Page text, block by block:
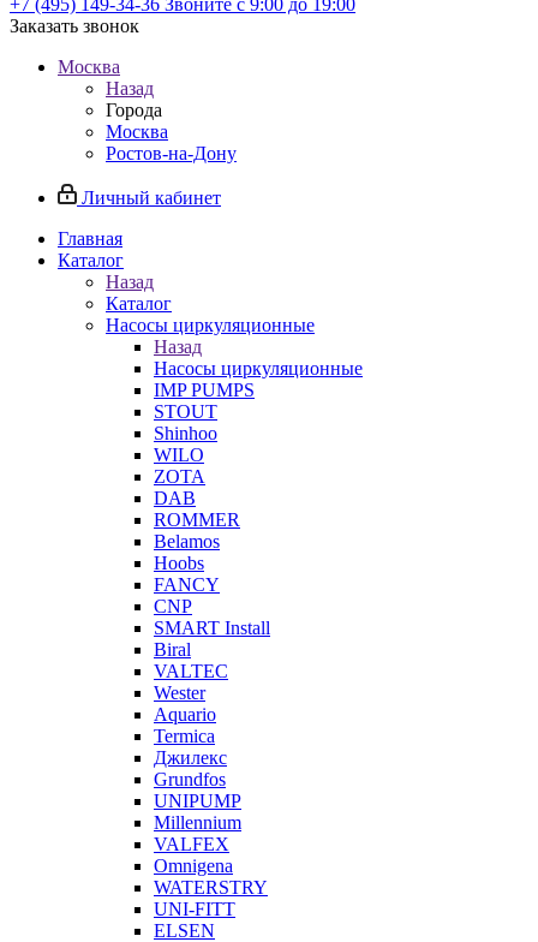
+7 (495) 149-34-36 Звоните с 9:00 до 19:00
Заказать звонок
Москва
Назад
Города
Москва
Ростов-на-Дону
Личный кабинет
Главная
Каталог
Назад
Каталог
Насосы циркуляционные
Назад
Насосы циркуляционные
IMP PUMPS
STOUT
Shinhoo
WILO
ZOTA
DAB
ROMMER
Belamos
Hoobs
FANCY
CNP
SMART Install
Biral
VALTEC
Wester
Aquario
Termica
Джилекс
Grundfos
UNIPUMP
Millennium
VALFEX
Omnigena
WATERSTRY
UNI-FITT
ELSEN